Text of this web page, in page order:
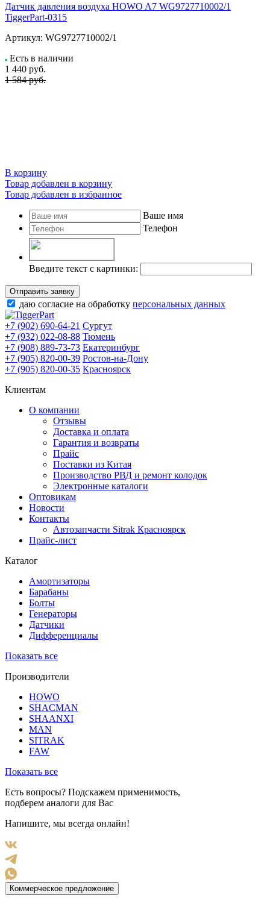
Датчик давления воздуха HOWO A7 WG9727710002/1
TiggerPart-0315
Артикул: WG9727710002/1
Есть в наличии
1 440 руб.
1 584 руб.
В корзину
Товар добавлен в корзину
Товар добавлен в избранное
Ваше имя
Телефон
Введите текст с картинки:
Отправить заявку
даю согласие на обработку персональных данных
+7 (902) 690-64-21 Сургут
+7 (932) 022-08-88 Тюмень
+7 (908) 889-73-73 Екатеринбург
+7 (905) 820-00-39 Ростов-на-Дону
+7 (905) 820-00-35 Красноярск
Клиентам
О компании
Отзывы
Доставка и оплата
Гарантия и возвраты
Прайс
Поставки из Китая
Производство РВД и ремонт колодок
Электронные каталоги
Оптовикам
Новости
Контакты
Автозапчасти Sitrak Красноярск
Прайс-лист
Каталог
Амортизаторы
Барабаны
Болты
Генераторы
Датчики
Дифференциалы
Показать все
Производители
HOWO
SHACMAN
SHAANXI
MAN
SITRAK
FAW
Показать все
Есть вопросы? Подскажем применимость,
подберем аналоги для Вас
Напишите, мы всегда онлайн!
Коммерческое предложение